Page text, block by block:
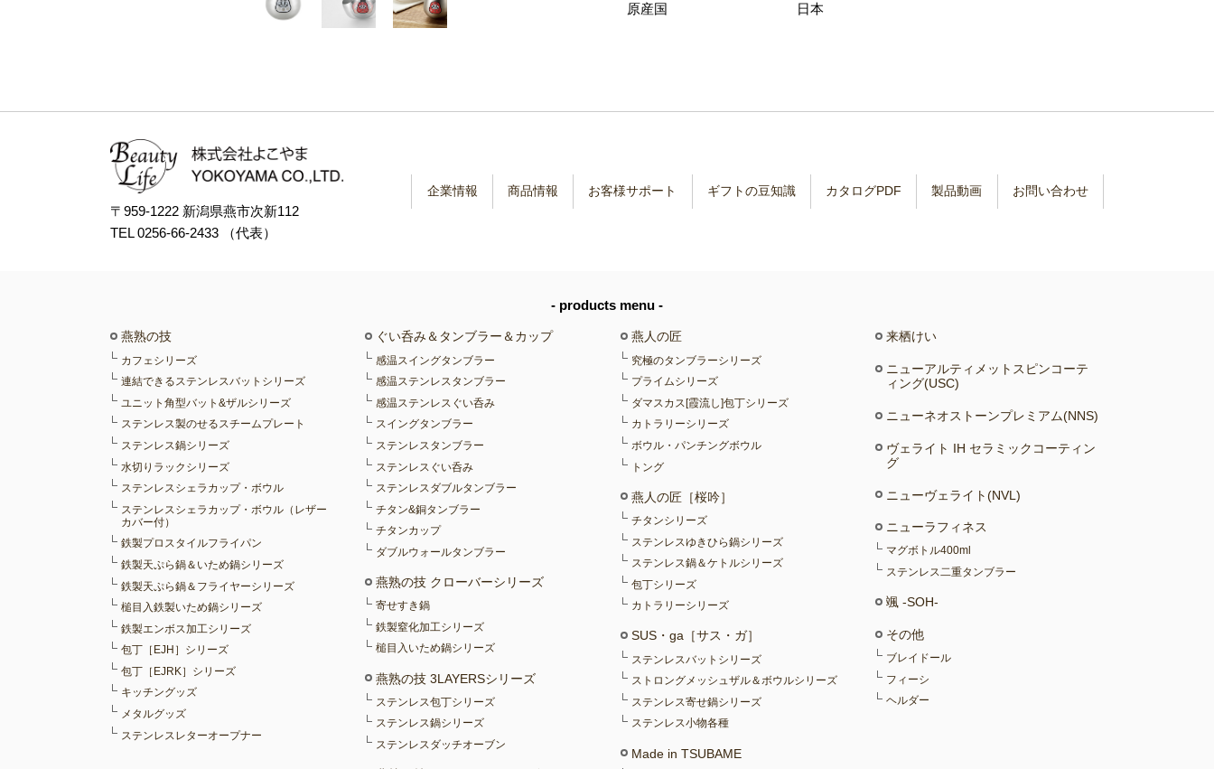
原産国 日本
〒959-1222 新潟県燕市次新112
TEL 0256-66-2433 （代表）
企業情報 商品情報 お客様サポート ギフトの豆知識 カタログPDF 製品動画 お問い合わせ
- products menu -
燕熟の技
カフェシリーズ
連結できるステンレスバットシリーズ
ユニット角型バット&ザルシリーズ
ステンレス製のせるスチームプレート
ステンレス鍋シリーズ
水切りラックシリーズ
ステンレスシェラカップ・ボウル
ステンレスシェラカップ・ボウル（レザー
カバー付）
鉄製プロスタイルフライパン
鉄製天ぷら鍋＆いため鍋シリーズ
鉄製天ぷら鍋＆フライヤーシリーズ
槌目入鉄製いため鍋シリーズ
鉄製エンボス加工シリーズ
包丁［EJH］シリーズ
包丁［EJRK］シリーズ
キッチングッズ
メタルグッズ
ステンレスレターオープナー
ぐい呑み＆タンブラー＆カップ
感温スイングタンブラー
感温ステンレスタンブラー
感温ステンレスぐい呑み
スイングタンブラー
ステンレスタンブラー
ステンレスぐい呑み
ステンレスダブルタンブラー
チタン&銅タンブラー
チタンカップ
ダブルウォールタンブラー
燕熟の技 クローバーシリーズ
寄せすき鍋
鉄製窒化加工シリーズ
槌目入いため鍋シリーズ
燕熟の技 3LAYERSシリーズ
ステンレス包丁シリーズ
ステンレス鍋シリーズ
ステンレスダッチオーブン
燕人の匠
究極のタンブラーシリーズ
プライムシリーズ
ダマスカス[霞流し]包丁シリーズ
カトラリーシリーズ
ボウル・パンチングボウル
トング
燕人の匠［桜吟］
チタンシリーズ
ステンレスゆきひら鍋シリーズ
ステンレス鍋＆ケトルシリーズ
包丁シリーズ
カトラリーシリーズ
SUS・ga［サス・ガ］
ステンレスバットシリーズ
ストロングメッシュザル＆ボウルシリーズ
ステンレス寄せ鍋シリーズ
ステンレス小物各種
Made in TSUBAME
来栖けい
ニューアルティメットスピンコーテ
ィング(USC)
ニューネオストーンプレミアム(NNS)
ヴェライト IH セラミックコーティン
グ
ニューヴェライト(NVL)
ニューラフィネス
マグボトル400ml
ステンレス二重タンブラー
颯 -SOH-
その他
ブレイドール
フィーシ
ヘルダー